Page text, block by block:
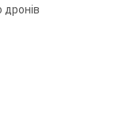
дронів